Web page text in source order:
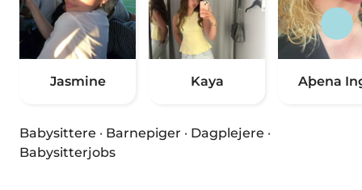
Jasmine Kaya Aþena
Babysittere · Barnepiger · Dagplejere ·
Babysitterjobs